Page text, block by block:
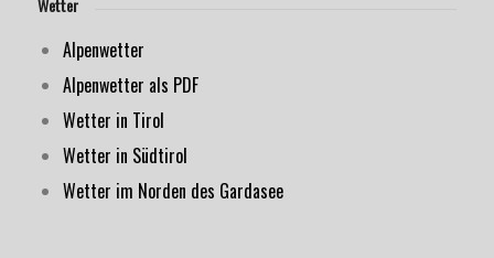
Alpenwetter
Alpenwetter als PDF
Wetter in Tirol
Wetter in Südtirol
Wetter im Norden des Gardasee